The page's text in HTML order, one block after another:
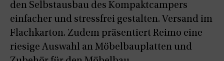
den Selbstausbau des Kompaktcampers
einfacher und stressfrei gestalten. Versand im
Flachkarton. Zudem präsentiert Reimo eine
riesige Auswahl an Möbelbauplatten und